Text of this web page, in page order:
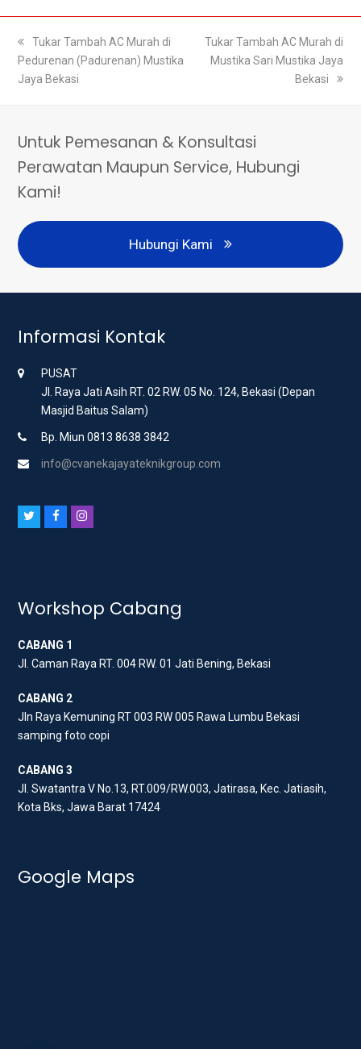
previous
post:
Tukar Tambah AC Murah di
Pedurenan (Padurenan) Mustika
Jaya Bekasi
next
post:
Tukar Tambah AC Murah di
Mustika Sari Mustika Jaya
Bekasi
Untuk Pemesanan & Konsultasi
Perawatan Maupun Service, Hubungi
Kami!
Hubungi Kami
Informasi Kontak
PUSAT
Jl. Raya Jati Asih RT. 02 RW. 05 No. 124, Bekasi (Depan
Masjid Baitus Salam)
Bp. Miun 0813 8638 3842
info@cvanekajayateknikgroup.com
t
r
b
o
k
a
a
Workshop Cabang
CABANG 1
Jl. Caman Raya RT. 004 RW. 01 Jati Bening, Bekasi
CABANG 2
Jln Raya Kemuning RT 003 RW 005 Rawa Lumbu Bekasi
samping foto copi
CABANG 3
Jl. Swatantra V No.13, RT.009/RW.003, Jatirasa, Kec. Jatiasih,
Kota Bks, Jawa Barat 17424
Google Maps